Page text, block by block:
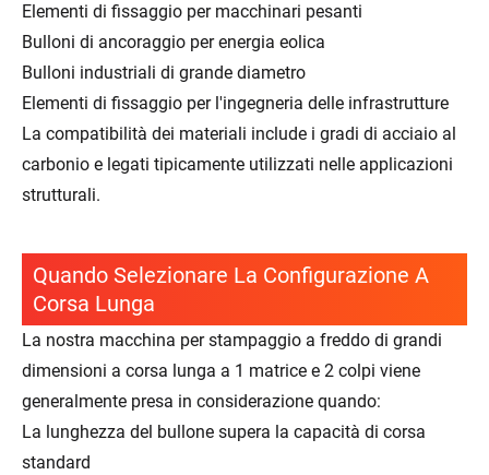
Elementi di fissaggio per macchinari pesanti
Bulloni di ancoraggio per energia eolica
Bulloni industriali di grande diametro
Elementi di fissaggio per l'ingegneria delle infrastrutture
La compatibilità dei materiali include i gradi di acciaio al
carbonio e legati tipicamente utilizzati nelle applicazioni
strutturali.
Quando Selezionare La Configurazione A
Corsa Lunga
La nostra macchina per stampaggio a freddo di grandi
dimensioni a corsa lunga a 1 matrice e 2 colpi viene
generalmente presa in considerazione quando:
La lunghezza del bullone supera la capacità di corsa
standard